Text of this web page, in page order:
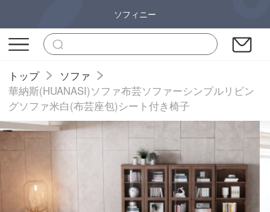
ソフィニー
トップ
ソファ
華納斯(HUANASI)ソファ布芸ソファーシンプルリビン
グソファ米白(布芸座包)シート付き椅子